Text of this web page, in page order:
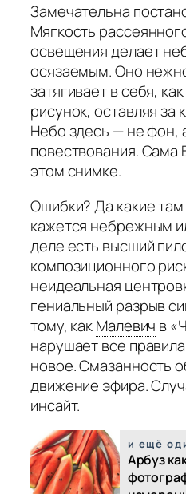
Замечательна
Мягкость
освещения делает
осязаемым. Оно
затягивает в себя,
рисунок, оставляя
Небо здесь — не фон,
повествования. Сама
этом снимке.
Ошибки? Да какие
кажется небрежным
деле есть высший
композиционного
неидеальная
гениальный разрыв
тому, какМалевич в
нарушает все
новое. Смазанность
движение эфира.
инсайт.
и ещё
Арбуз